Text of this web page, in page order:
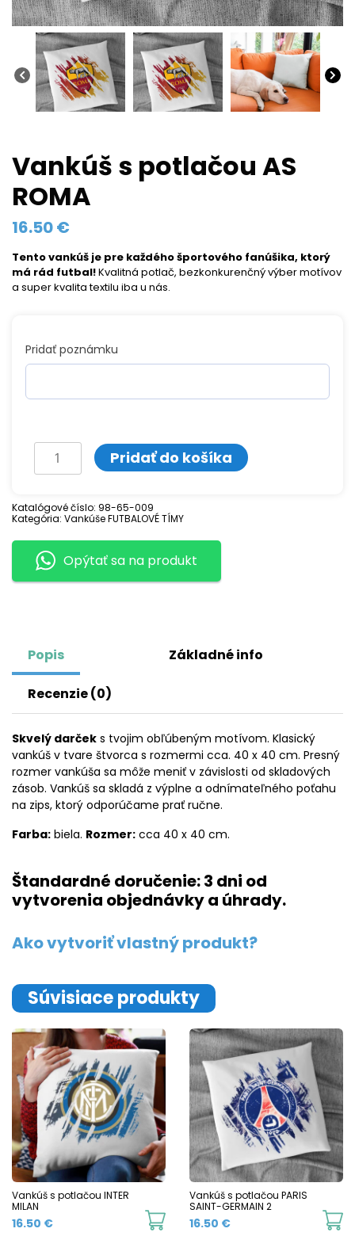
Vankúš s potlačou AS
ROMA
16.50€
Tento vankúš je pre každého športového fanúšika, ktorý
má rád futbal!Kvalitná potlač, bezkonkurenčný výber motívov
a super kvalita textilu iba u nás.
Pridať poznámku
množstvo
Vankúš
potlačou
AS
ROMA
Pridať do košíka
Katalógové číslo: 98-65-009
Kategória: Vankúše FUTBALOVÉ TÍMY
Opýtať sa na produkt
Popis Základné info
Recenzie (0)
Skvelý darček s tvojim obľúbeným motívom. Klasický
vankúš v tvare štvorca s rozmermi cca. 40 x 40 cm. Presný
rozmer vankúša sa môže meniť v závislosti od skladových
zásob. Vankúš sa skladá z výplne a odnímateľného poťahu
na zips, ktorý odporúčame prať ručne.
Farba: biela. Rozmer: cca 40 x 40 cm.
Štandardné doručenie: 3 dni od
vytvorenia objednávky a úhrady.
Ako vytvoriť vlastný produkt?
Súvisiace produkty
Vankúš s potlačou INTER
MILAN
16.50 €
Vankúš s potlačou PARIS
SAINT-GERMAIN 2
16.50 €